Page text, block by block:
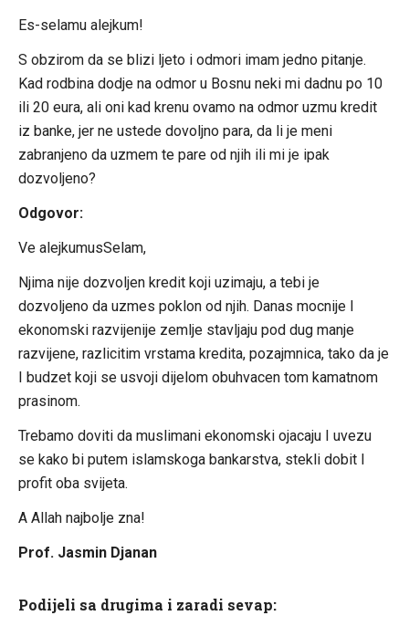
Es-selamu alejkum!
S obzirom da se blizi ljeto i odmori imam jedno pitanje.
Kad rodbina dodje na odmor u Bosnu neki mi dadnu po 10
ili 20 eura, ali oni kad krenu ovamo na odmor uzmu kredit
iz banke, jer ne ustede dovoljno para, da li je meni
zabranjeno da uzmem te pare od njih ili mi je ipak
dozvoljeno?
Odgovor:
Ve alejkumusSelam,
Njima nije dozvoljen kredit koji uzimaju, a tebi je
dozvoljeno da uzmes poklon od njih. Danas mocnije I
ekonomski razvijenije zemlje stavljaju pod dug manje
razvijene, razlicitim vrstama kredita, pozajmnica, tako da je
I budzet koji se usvoji dijelom obuhvacen tom kamatnom
prasinom.
Trebamo doviti da muslimani ekonomski ojacaju I uvezu
se kako bi putem islamskoga bankarstva, stekli dobit I
profit oba svijeta.
A Allah najbolje zna!
Prof. Jasmin Djanan
Podijeli sa drugima i zaradi sevap: